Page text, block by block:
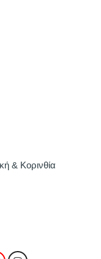
& Κορινθία